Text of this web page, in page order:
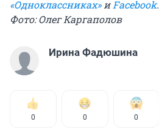
«Одноклассниках»и Facebook.
Фото: Олег Каргаполов
Ирина Фадюшина
0 0 0